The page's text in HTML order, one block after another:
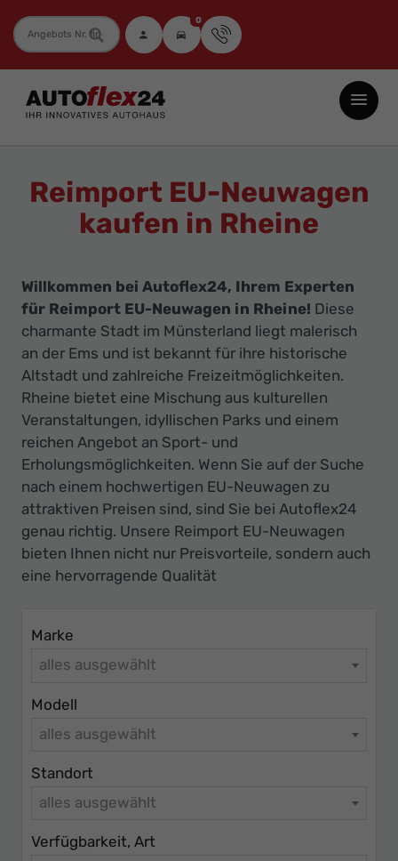
Fahrzeugnummer 0
Autoflex24
GmbH
Neuwagen
Jahreswagen
zu
Top-
Preisen
-
Ihr
Innovatives
Autohaus
Reimport EU-Neuwagen
kaufen in Rheine
Willkommen bei Autoflex24, Ihrem Experten
für Reimport EU-Neuwagen in Rheine! Diese
charmante Stadt im Münsterland liegt malerisch
an der Ems und ist bekannt für ihre historische
Altstadt und zahlreiche Freizeitmöglichkeiten.
Rheine bietet eine Mischung aus kulturellen
Veranstaltungen, idyllischen Parks und einem
reichen Angebot an Sport- und
Erholungsmöglichkeiten. Wenn Sie auf der Suche
nach einem hochwertigen EU-Neuwagen zu
attraktiven Preisen sind, sind Sie bei Autoflex24
genau richtig. Unsere Reimport EU-Neuwagen
bieten Ihnen nicht nur Preisvorteile, sondern auch
eine hervorragende Qualität
Marke
alles ausgewählt
Modell
alles ausgewählt
Standort
alles ausgewählt
Verfügbarkeit, Art